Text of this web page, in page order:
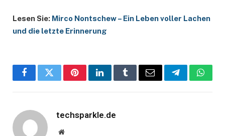
Lesen Sie: Mirco Nontschew – Ein Leben voller Lachen
und die letzte Erinnerung
FacebookTwitterPinterestLinkedInTumblrEmail Telegram
techsparkle.de
Website